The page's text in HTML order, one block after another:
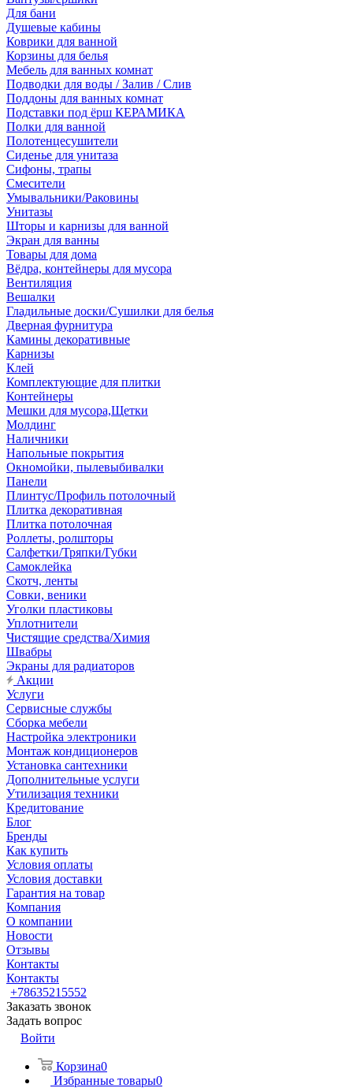
Для бани
Душевые кабины
Коврики для ванной
Корзины для белья
Мебель для ванных комнат
Подводки для воды / Залив / Слив
Поддоны для ванных комнат
Подставки под ёрш КЕРАМИКА
Полки для ванной
Полотенцесушители
Сиденье для унитаза
Сифоны, трапы
Смесители
Умывальники/Раковины
Унитазы
Шторы и карнизы для ванной
Экран для ванны
Товары для дома
Вёдра, контейнеры для мусора
Вентиляция
Вешалки
Гладильные доски/Сушилки для белья
Дверная фурнитура
Камины декоративные
Карнизы
Клей
Комплектующие для плитки
Контейнеры
Мешки для мусора,Щетки
Молдинг
Наличники
Напольные покрытия
Окномойки, пылевыбивалки
Панели
Плинтус/Профиль потолочный
Плитка декоративная
Плитка потолочная
Роллеты, ролшторы
Салфетки/Тряпки/Губки
Самоклейка
Скотч, ленты
Совки, веники
Уголки пластиковы
Уплотнители
Чистящие средства/Химия
Швабры
Экраны для радиаторов
Акции
Услуги
Сервисные службы
Сборка мебели
Настройка электроники
Монтаж кондиционеров
Установка сантехники
Дополнительные услуги
Утилизация техники
Кредитование
Блог
Бренды
Как купить
Условия оплаты
Условия доставки
Гарантия на товар
Компания
О компании
Новости
Отзывы
Контакты
Контакты
+78635215552
Заказать звонок
Задать вопрос
Войти
Корзина0
Избранные товары0